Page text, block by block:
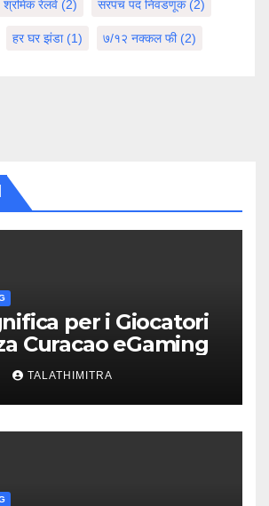
श्रमिक रेलवे (2) सरपंच पद निवडणूक(2)
हर घर झंडा(1) ७/१२ नक्कल फी(2)
per i Giocatori
Curacao eGaming
TALATHIMITRA